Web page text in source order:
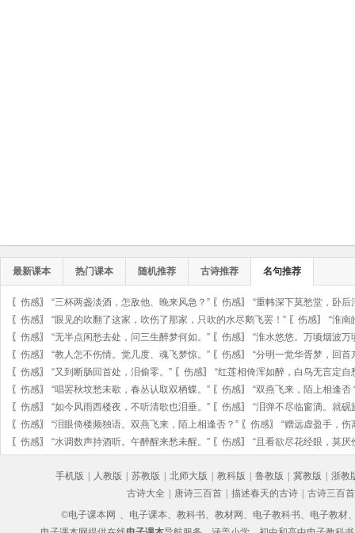
最新课本 热门课本 随机推荐 古诗推荐 名句推荐
〖 伤感〗 “三杯两盏淡酒，怎敌他、晚来风急？” 〖 伤感〗 “重帏深下莫愁堂，卧后
〖 伤感〗 “眼见的吹翻了这家，吹伤了那家，只吹的水尽鹅飞罢！” 〖 伤感〗 “淮南
〖 伤感〗 “无半点闲愁去处，问三生醉梦何如。” 〖 伤感〗 “淮水悠悠。万顷烟波万
〖 伤感〗 “教人怎不伤情。觉几度、魂飞梦惊。” 〖 伤感〗 “分明一觉华胥梦，回首
〖 伤感〗 “又到断肠回首处，泪偷零。” 〖 伤感〗 “红莲相倚浑如醉，白鸟无言定自
〖 伤感〗 “唱罢秋坟愁未歇，春丛认取双栖蝶。” 〖 伤感〗 “双燕飞来，陌上相逢否
〖 伤感〗 “如今风雨西楼夜，不听清歌也泪垂。” 〖 伤感〗 “泪弹不尽临窗滴。就砚
〖 伤感〗 “泪眼倚楼频独语。双燕飞来，陌上相逢否？” 〖 伤感〗 “赠远虚盈手，伤
〖 伤感〗 “水调数声持酒听。午醉醒来愁未醒。” 〖 伤感〗 “且看欲尽花经眼，莫厌
手机版 人教版 苏教版 北师大版 教科版 鲁教版 冀教版
浙教
古诗大全
唐诗三百首 描述春天的古诗
古诗三百首
©电子课本网 、电子课本、教科书、教材网、电子教科书、电子教材